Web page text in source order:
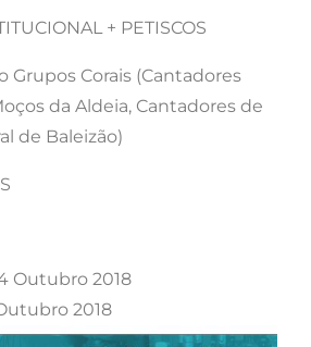
+ PETISCOS
Grupos Corais (Cantadores
da Aldeia, Cantadores de
de Baleizão)
Outubro 2018
2018